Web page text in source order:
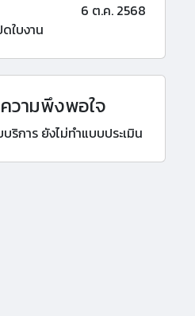
6 ต.ค. 2568
ใบงาน
วามพึงพอใจ
ริการ ยังไม่ทำแบบประเมิน